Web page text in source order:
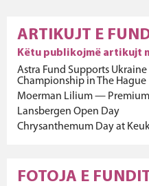
ARTIKUJT E
Këtu publikojmë artikujt
Astra Fund Supports
Championship in The Hague
Moerman Lilium —
Lansbergen Open Day
Chrysanthemum Day at
FOTOJA E